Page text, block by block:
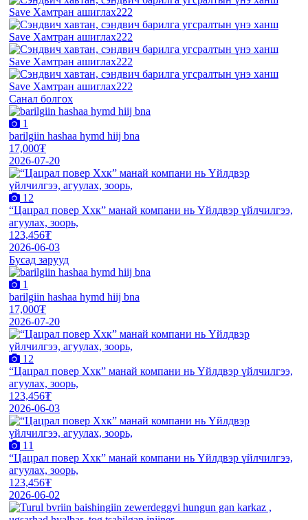
Санал болгох
1
barilgiin hashaa hymd hiij bna
17,000₮
2026-07-20
12
“Цацрал повер Ххк” манай компани нь Үйлдвэр үйлчилгээ,
агуулах, зоорь,
123,456₮
2026-06-03
Бусад зарууд
1
barilgiin hashaa hymd hiij bna
17,000₮
2026-07-20
12
“Цацрал повер Ххк” манай компани нь Үйлдвэр үйлчилгээ,
агуулах, зоорь,
123,456₮
2026-06-03
11
“Цацрал повер Ххк” манай компани нь Үйлдвэр үйлчилгээ,
агуулах, зоорь,
123,456₮
2026-06-02